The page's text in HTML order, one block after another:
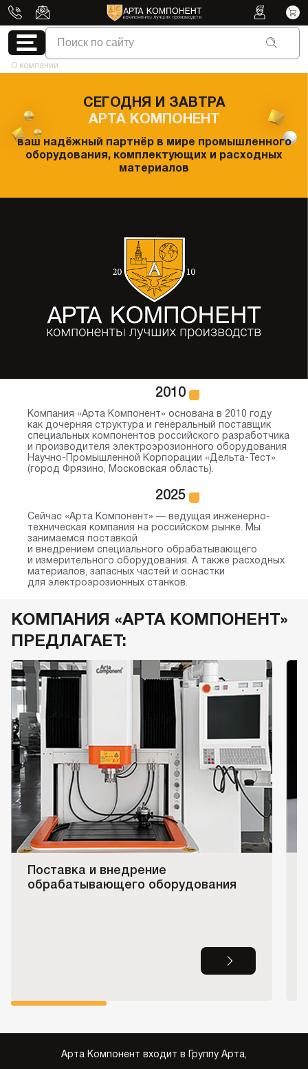
Поиск по сайту
О компании
СЕГОДНЯ И ЗАВТРА
АРТА КОМПОНЕНТ
ваш надёжный партнёр в мире промышленного
оборудования, комплектующих и расходных
материалов
2010
Компания «Арта Компонент» основана в 2010 году
как дочерняя структура и генеральный поставщик
специальных компонентов российского разработчика
и производителя электроэрозионного оборудования
Научно-Промышленной Корпорации «Дельта-Тест»
(город Фрязино, Московская область).
2025
Сейчас «Арта Компонент» — ведущая инженерно-
техническая компания на российском рынке. Мы
занимаемся поставкой
и внедрением специального обрабатывающего
и измерительного оборудования. А также расходных
материалов, запасных частей и оснастки
для электроэрозионных станков.
КОМПАНИЯ «АРТА КОМПОНЕНТ»
ПРЕДЛАГАЕТ:
Поставка и внедрение
обрабатывающего оборудования
Арта Компонент входит в Группу Арта,